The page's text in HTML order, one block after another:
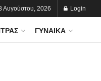
Αυγούστου, 2026 Login
ΓΥΝΑΊΚΑ